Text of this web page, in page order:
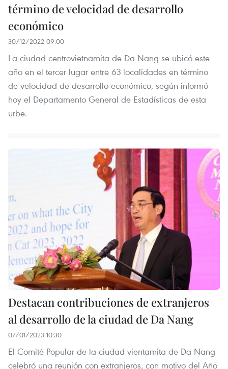
término de velocidad de desarrollo
económico
30/12/2022 09:00
La ciudad centrovietnamita de Da Nang se ubicó este
año en el tercer lugar entre 63 localidades en término
de velocidad de desarrollo económico, según informó
hoy el Departamento General de Estadísticas de esta
urbe.
Destacan contribuciones de extranjeros
al desarrollo de la ciudad de Da Nang
07/01/2023 10:30
El Comité Popular de la ciudad vientamita de Da Nang
celebró una reunión con extranjeros, con motivo del Año